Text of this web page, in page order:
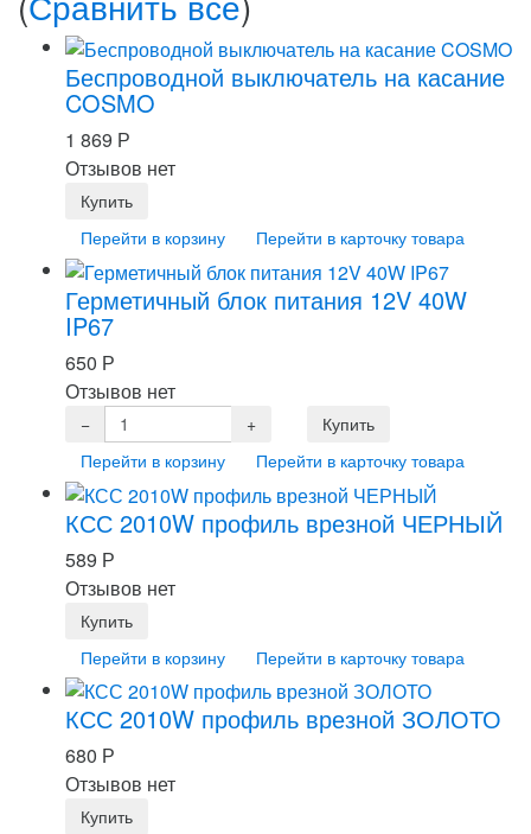
Беспроводной выключатель на касание
COSMO
1 869 Р
Отзывов нет
Перейти в корзину Перейти в карточку товара
Герметичный блок питания 12V 40W
IP67
650 Р
Отзывов нет
Перейти в корзину Перейти в карточку товара
КСС 2010W профиль врезной ЧЕРНЫЙ
589 Р
Отзывов нет
Перейти в корзину Перейти в карточку товара
КСС 2010W профиль врезной ЗОЛОТО
680 Р
Отзывов нет